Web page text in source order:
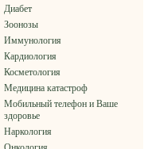
Диабет
Зоонозы
Иммунология
Кардиология
Косметология
Медицина катастроф
Мобильный телефон и Ваше
здоровье
Наркология